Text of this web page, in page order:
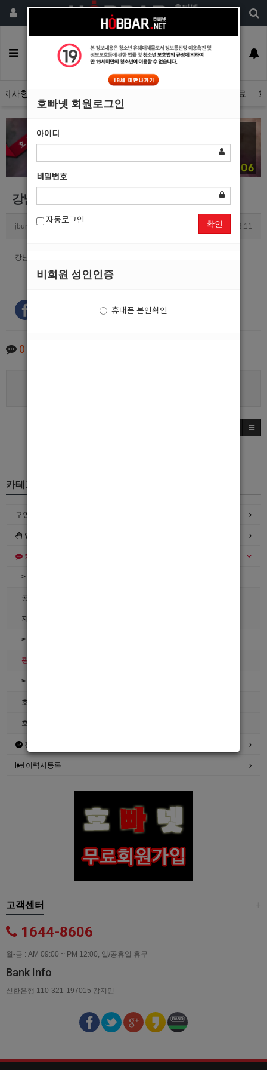
광고안내 이력서등록
지사항 호빠넷 광고자료
강남호빠 플러스배너광고 관련문의드립니다.
jburn1123 2017.05.17 13:11
강남호빠 업소 플러스 배너광고 신청하고 싶은데 어떻하면 되나요?
0
카테고리
구인정보
일자리구해요
커뮤니티
> 공지사항
공지사항
자유게시판
> 호빠넷 이용문의
광고관리문의수정
> 호빠넷 자료
호빠넷 광고자료
호빠넷 문구
광고안내
이력서등록
고객센터
1644-8606
월-금 : AM 09:00 ~ PM 12:00, 일/공휴일 휴무
Bank Info
신한은행 110-321-197015 강지민
호빠넷 회원로그인
아이디
비밀번호
자동로그인 확인
비회원 성인인증
휴대폰 본인확인